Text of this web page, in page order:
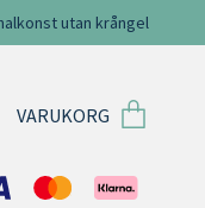
utan krångel
VARUKORG